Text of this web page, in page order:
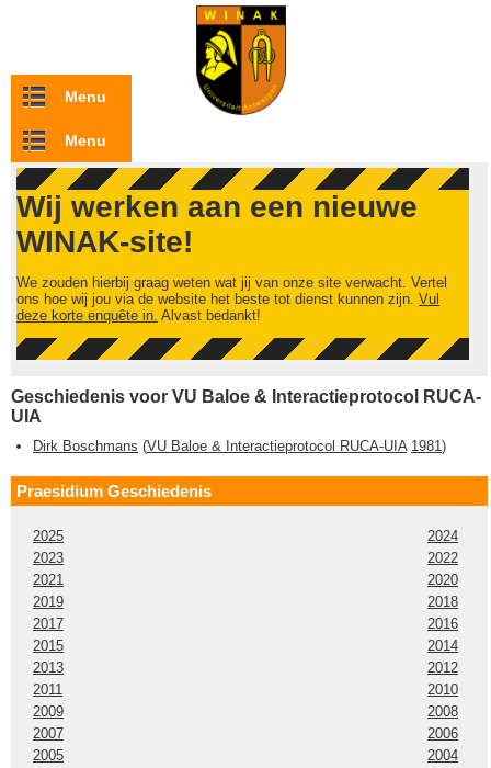
Overslaan en naar de inhoud gaan
Menu
Menu
Wij werken aan een nieuwe
WINAK-site!
We zouden hierbij graag weten wat jij van onze site verwacht. Vertel
ons hoe wij jou via de website het beste tot dienst kunnen zijn. Vul
deze korte enquête in. Alvast bedankt!
Geschiedenis voor VU Baloe & Interactieprotocol RUCA-
UIA
Dirk Boschmans (VU Baloe & Interactieprotocol RUCA-UIA 1981)
Praesidium Geschiedenis
2025
2024
2023
2022
2021
2020
2019
2018
2017
2016
2015
2014
2013
2012
2011
2010
2009
2008
2007
2006
2005
2004